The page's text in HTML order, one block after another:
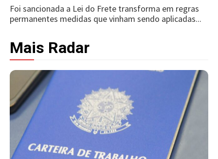
Foi sancionada a Lei do Frete transforma em regras
permanentes medidas que vinham sendo aplicadas...
Mais Radar